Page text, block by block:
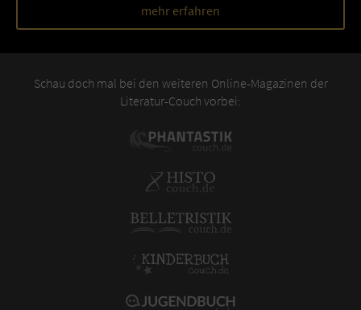
mehr erfahren
Schau doch mal bei den weiteren Online-Magazinen der
Literatur-Couch vorbei: